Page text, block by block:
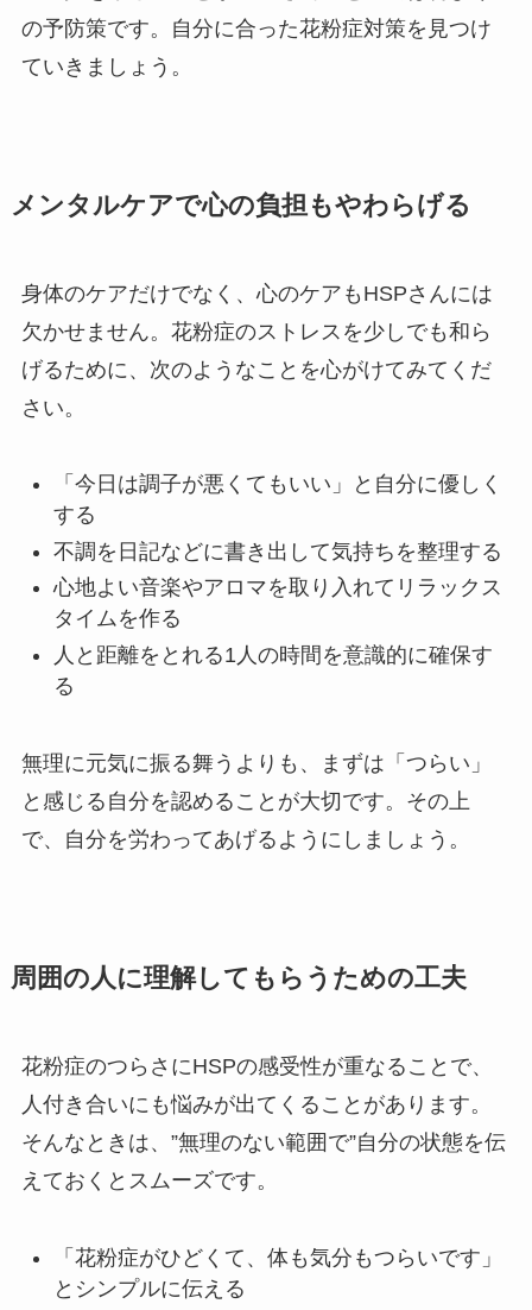
の予防策です。自分に合った花粉症対策を見つけ
ていきましょう。
メンタルケアで心の負担もやわらげる
身体のケアだけでなく、心のケアもHSPさんには
欠かせません。花粉症のストレスを少しでも和ら
げるために、次のようなことを心がけてみてくだ
さい。
「今日は調子が悪くてもいい」と自分に優しく
する
不調を日記などに書き出して気持ちを整理する
心地よい音楽やアロマを取り入れてリラックス
タイムを作る
人と距離をとれる1人の時間を意識的に確保す
る
無理に元気に振る舞うよりも、まずは「つらい」
と感じる自分を認めることが大切です。その上
で、自分を労わってあげるようにしましょう。
周囲の人に理解してもらうための工夫
花粉症のつらさにHSPの感受性が重なることで、
人付き合いにも悩みが出てくることがあります。
そんなときは、”無理のない範囲で”自分の状態を伝
えておくとスムーズです。
「花粉症がひどくて、体も気分もつらいです」
とシンプルに伝える